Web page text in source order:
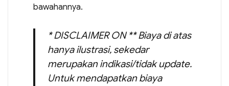
bawahannya.
* DISCLAIMER ON ** Biaya di atas
hanya ilustrasi, sekedar
merupakan indikasi/tidak update.
Untuk mendapatkan biaya